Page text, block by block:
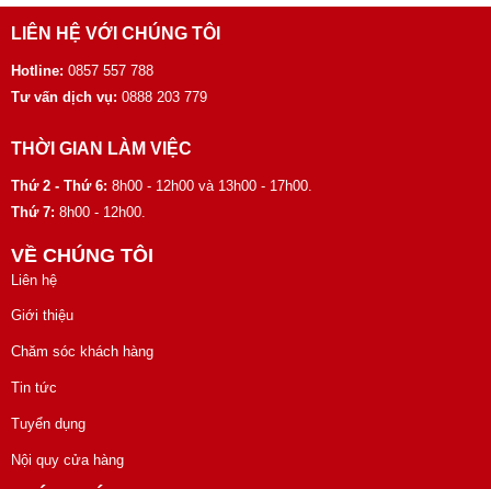
LIÊN HỆ VỚI CHÚNG TÔI
Hotline: 0857 557 788
Tư vấn dịch vụ: 0888 203 779
THỜI GIAN LÀM VIỆC
Thứ 2 - Thứ 6: 8h00 - 12h00 và 13h00 - 17h00.
Thứ 7: 8h00 - 12h00.
VỀ CHÚNG TÔI
Liên hệ
Giới thiệu
Chăm sóc khách hàng
Tin tức
Tuyển dụng
Nội quy cửa hàng